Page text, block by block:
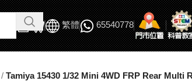
繁體 65540778
/ Tamiya 15430 1/32 Mini 4WD FRP Rear Multi